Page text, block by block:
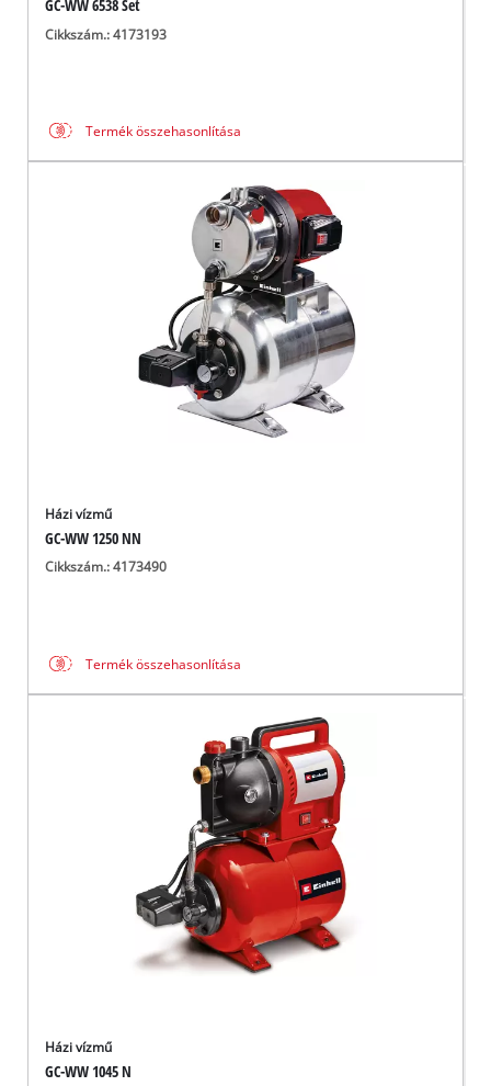
GC-WW 6538 Set
Cikkszám.: 4173193
Termék összehasonlítása
Házi vízmű
GC-WW 1250 NN
Cikkszám.: 4173490
Termék összehasonlítása
Házi vízmű
GC-WW 1045 N